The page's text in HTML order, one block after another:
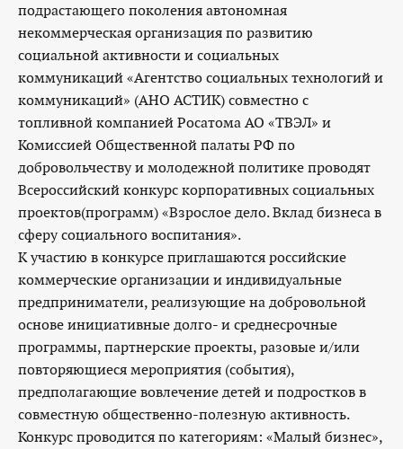
подрастающего поколения автономная
некоммерческая организация по развитию
социальной активности и социальных
коммуникаций «Агентство социальных технологий и
коммуникаций» (АНО АСТИК) совместно с
топливной компанией Росатома АО «ТВЭЛ» и
Комиссией Общественной палаты РФ по
добровольчеству и молодежной политике проводят
Всероссийский конкурс корпоративных социальных
проектов(программ) «Взрослое дело. Вклад бизнеса в
сферу социального воспитания».
К участию в конкурсе приглашаются российские
коммерческие организации и индивидуальные
предприниматели, реализующие на добровольной
основе инициативные долго- и среднесрочные
программы, партнерские проекты, разовые и/или
повторяющиеся мероприятия (события),
предполагающие вовлечение детей и подростков в
совместную общественно-полезную активность.
Конкурс проводится по категориям: «Малый бизнес»,